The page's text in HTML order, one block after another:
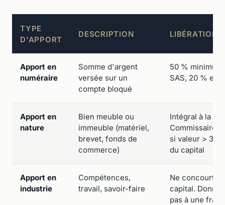
TYPE
D'APPORT
DESCRIPTION LIBÉRATION
Apport en
numéraire
Somme d'argent
versée sur un
compte bloqué
50 %
SAS, 20 % en
Apport en
nature
Bien meuble ou
immeuble (matériel,
brevet, fonds de
commerce)
Intégral à la
Commissaire
si valeur > 30
du capital
Apport en
industrie
Compétences,
travail, savoir-faire
Ne concourt
capital. Donne
pas à une